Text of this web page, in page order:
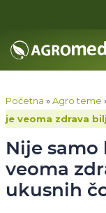
Početna »Agro teme
je veoma zdrava
Nije samo
veoma
ukusnih